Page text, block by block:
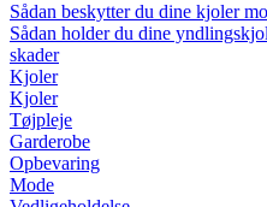
Sådan beskytter du dine kjoler
Sådan holder du dine
skader
Kjoler
Kjoler
Tøjpleje
Garderobe
Opbevaring
Mode